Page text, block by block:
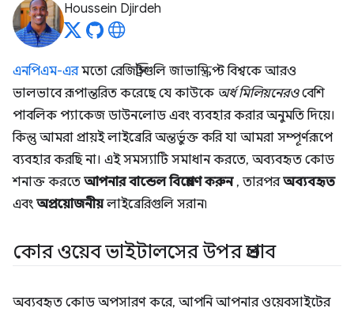
Houssein Djirdeh
এনপিএম-এরমতো রেজিস্ট্রিগুলি জাভাস্ক্রিপ্ট বিশ্বকে আরও
ভালভাবে রূপান্তরিত করেছে যে কাউকে অর্ধ মিলিয়নেরওবেশি
পাবলিক প্যাকেজ ডাউনলোড এবং ব্যবহার করার অনুমতি দিয়ে।
কিন্তু আমরা প্রায়ই লাইব্রেরি অন্তর্ভুক্ত করি যা আমরা সম্পূর্ণরূপে
ব্যবহার করছি না। এই সমস্যাটি সমাধান করতে, অব্যবহৃত কোড
শনাক্ত করতে আপনার বান্ডেল বিশ্লেষণ করুন, তারপরঅব্যবহৃত
এবং অপ্রয়োজনীয়লাইব্রেরিগুলি সরান৷
কোর ওয়েব ভাইটালসের উপর প্রভাব
অব্যবহৃত কোড অপসারণ করে, আপনি আপনার ওয়েবসাইটের